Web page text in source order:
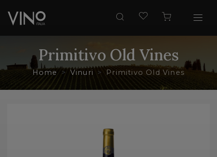
Primitivo Old Vines
Home Vinuri Primitivo Old Vines